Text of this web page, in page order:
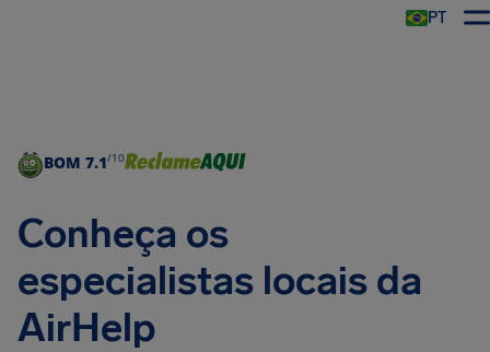
PT
BOM 7.1/10
Conheça os
especialistas locais da
AirHelp